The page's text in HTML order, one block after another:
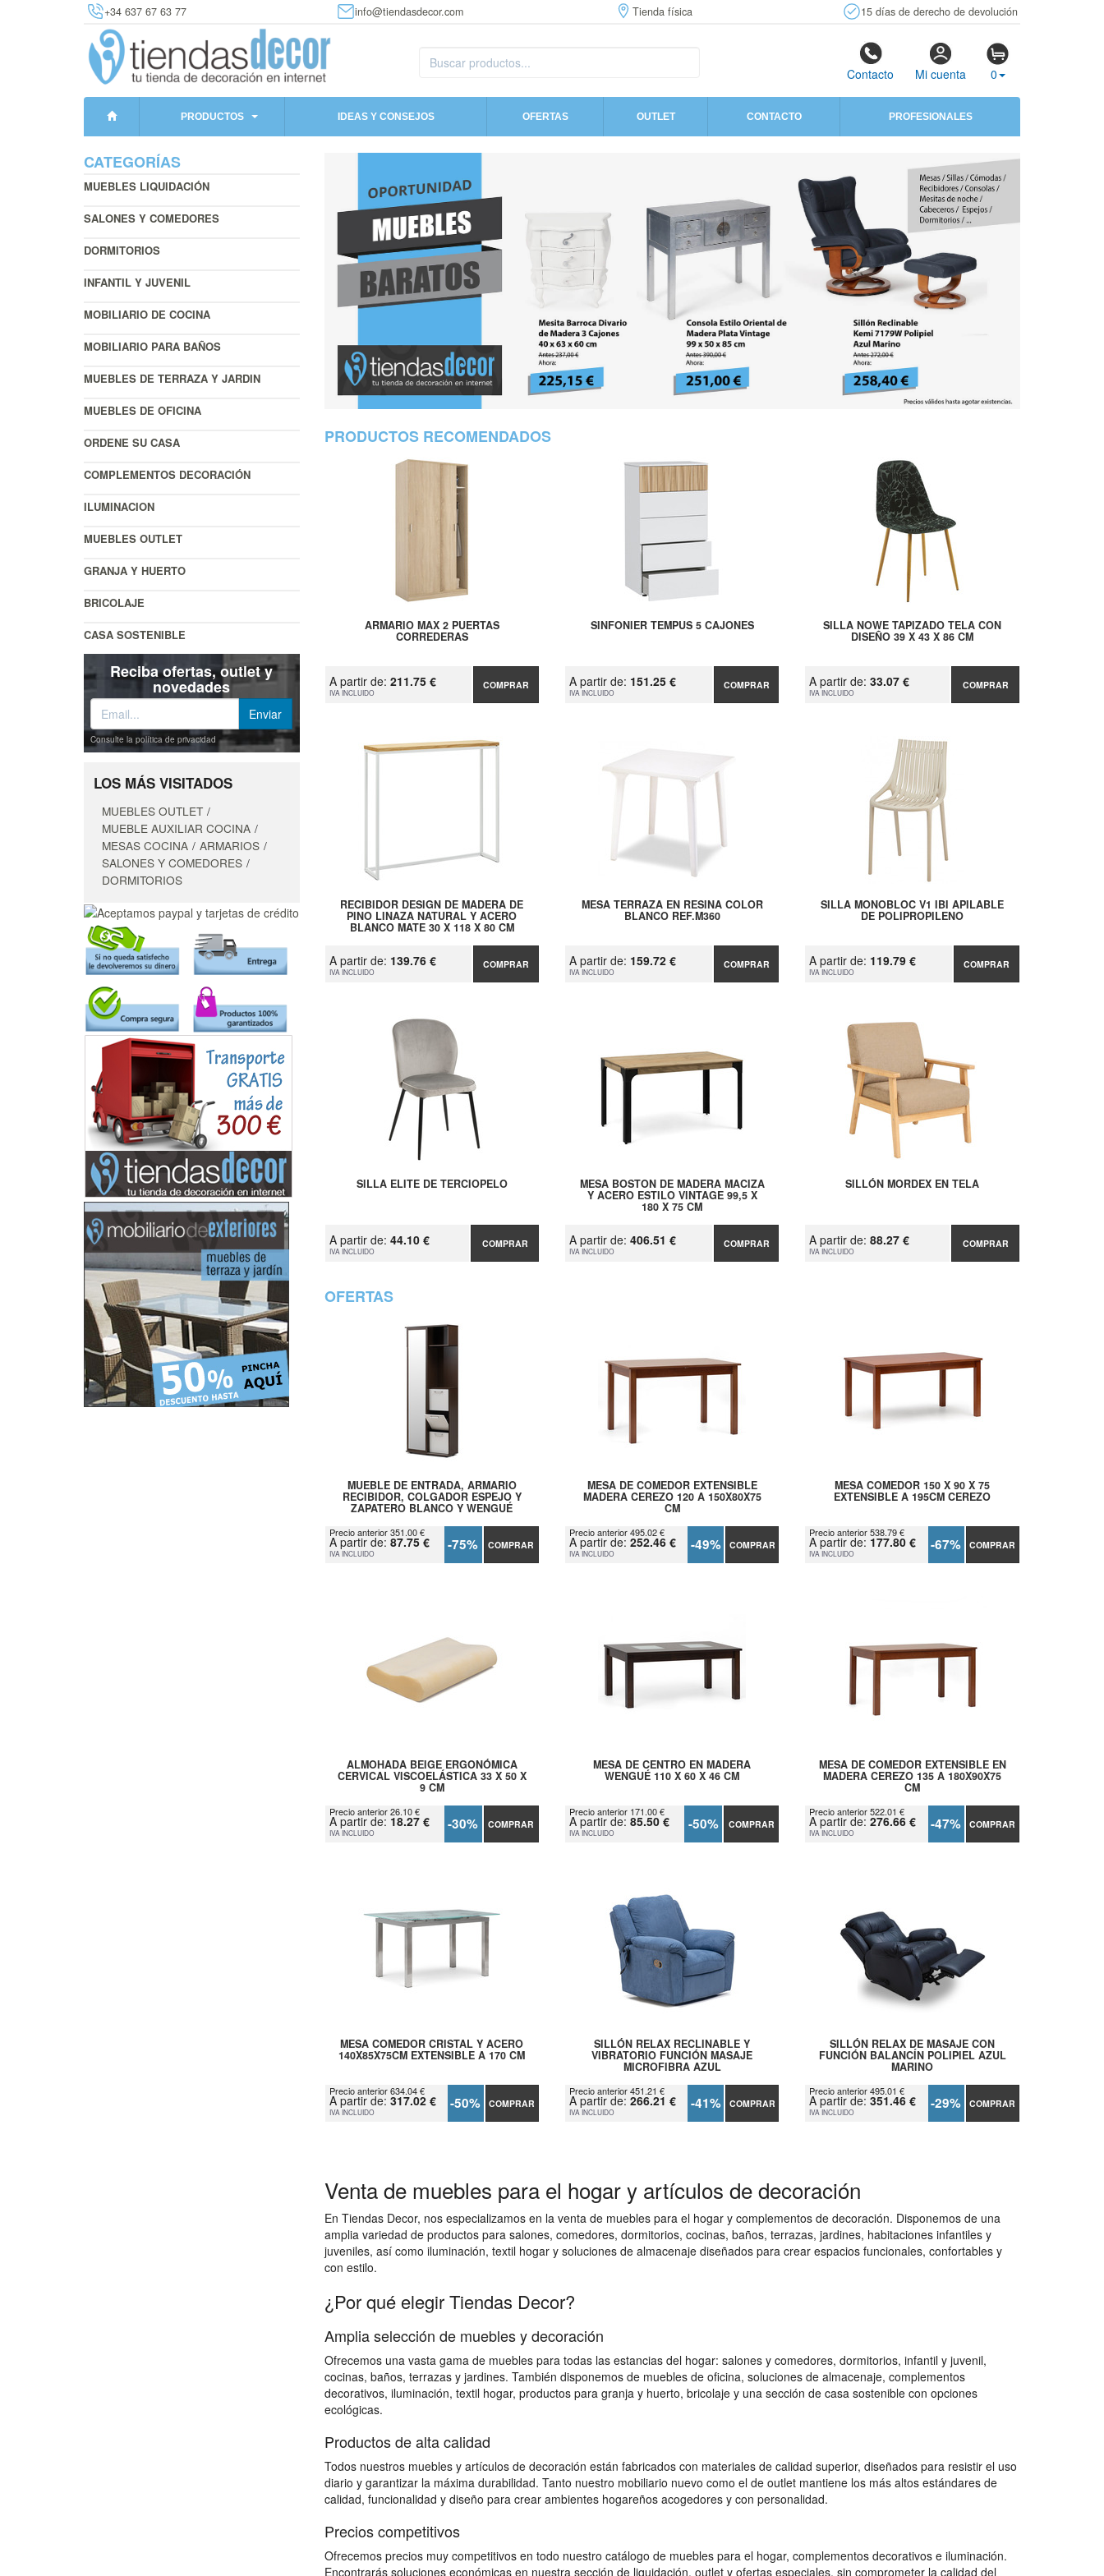
+34 637 67 63 77 info@tiendasdecor.com Tienda física 15 días de derecho de devolución
Contacto Mi cuenta 0
PRODUCTOS IDEAS Y CONSEJOS OFERTAS OUTLET CONTACTO PROFESIONALES
CATEGORÍAS
MUEBLES LIQUIDACIÓN
SALONES Y COMEDORES
DORMITORIOS
INFANTIL Y JUVENIL
MOBILIARIO DE COCINA
MOBILIARIO PARA BAÑOS
MUEBLES DE TERRAZA Y JARDIN
MUEBLES DE OFICINA
ORDENE SU CASA
COMPLEMENTOS DECORACIÓN
ILUMINACION
MUEBLES OUTLET
GRANJA Y HUERTO
BRICOLAJE
CASA SOSTENIBLE
Reciba ofertas, outlet y
novedades
Consulte la política de privacidad
LOS MÁS VISITADOS
MUEBLES OUTLET
MUEBLE AUXILIAR COCINA
MESAS COCINA
ARMARIOS
SALONES Y COMEDORES
DORMITORIOS
PRODUCTOS RECOMENDADOS
ARMARIO MAX 2 PUERTAS
CORREDERAS
A partir de: 211.75 €
IVA INCLUIDO
COMPRAR
SINFONIER TEMPUS 5 CAJONES
A partir de: 151.25 €
IVA INCLUIDO
COMPRAR
SILLA NOWE TAPIZADO TELA CON
DISEÑO 39 X 43 X 86 CM
A partir de:33.07 €
IVA INCLUIDO
COMPRAR
RECIBIDOR DESIGN DE MADERA DE
PINO LINAZA NATURAL Y ACERO
BLANCO MATE 30 X 118 X 80 CM
A partir de: 139.76 €
IVA INCLUIDO
COMPRAR
MESA TERRAZA EN RESINA COLOR
BLANCO REF.M360
A partir de: 159.72 €
IVA INCLUIDO
COMPRAR
SILLA MONOBLOC V1 IBI APILABLE
DE POLIPROPILENO
A partir de: 119.79 €
IVA INCLUIDO
COMPRAR
SILLA ELITE DE TERCIOPELO
A partir de: 44.10 €
IVA INCLUIDO
COMPRAR
MESA BOSTON DE MADERA MACIZA
Y ACERO ESTILO VINTAGE 99,5 X
180 X 75 CM
A partir de: 406.51 €
IVA INCLUIDO
COMPRAR
SILLÓN MORDEX EN TELA
A partir de:88.27 €
IVA INCLUIDO
COMPRAR
OFERTAS
MUEBLE DE ENTRADA, ARMARIO
RECIBIDOR, COLGADOR ESPEJO Y
ZAPATERO BLANCO Y WENGUÉ
Precio anterior 351.00 €
A partir de: 87.75 €
IVA INCLUIDO -75% COMPRAR
MESA DE COMEDOR EXTENSIBLE
MADERA CEREZO 120 A 150X80X75
CM
Precio anterior 495.02 €
A partir de: 252.46 €
IVA INCLUIDO -49% COMPRAR
MESA COMEDOR 150 X 90 X 75
EXTENSIBLE A 195CM CEREZO
Precio anterior 538.79 €
A partir de: 177.80 €
IVA INCLUIDO -67% COMPRAR
ALMOHADA BEIGE ERGONÓMICA
CERVICAL VISCOELÁSTICA 33 X 50 X
9 CM
Precio anterior 26.10 €
A partir de: 18.27 €
IVA INCLUIDO -30% COMPRAR
MESA DE CENTRO EN MADERA
WENGUÉ 110 X 60 X 46 CM
Precio anterior 171.00 €
A partir de: 85.50 €
IVA INCLUIDO -50% COMPRAR
MESA DE COMEDOR EXTENSIBLE EN
MADERA CEREZO 135 A 180X90X75
CM
Precio anterior 522.01 €
A partir de:276.66 €
IVA INCLUIDO -47% COMPRAR
MESA COMEDOR CRISTAL Y ACERO
140X85X75CM EXTENSIBLE A 170 CM
Precio anterior 634.04 €
A partir de: 317.02 €
IVA INCLUIDO -50% COMPRAR
SILLÓN RELAX RECLINABLE Y
VIBRATORIO FUNCIÓN MASAJE
MICROFIBRA AZUL
Precio anterior 451.21 €
A partir de: 266.21 €
IVA INCLUIDO -41% COMPRAR
SILLÓN RELAX DE MASAJE CON
FUNCIÓN BALANCÍN POLIPIEL AZUL
MARINO
Precio anterior 495.01 €
A partir de:351.46 €
IVA INCLUIDO -29% COMPRAR
Venta de muebles para el hogar y artículos de decoración
En Tiendas Decor, nos especializamos en la venta de muebles para el hogar y complementos de decoración. Disponemos de una
amplia variedad de productos para salones, comedores, dormitorios, cocinas, baños, terrazas, jardines, habitaciones infantiles y
juveniles, así como iluminación, textil hogar y soluciones de almacenaje diseñados para crear espacios funcionales, confortables y
con estilo.
¿Por qué elegir Tiendas Decor?
Amplia selección de muebles y decoración
Ofrecemos una vasta gama de muebles para todas las estancias del hogar: salones y comedores, dormitorios, infantil y juvenil,
cocinas, baños, terrazas y jardines. También disponemos de muebles de oficina, soluciones de almacenaje, complementos
decorativos, iluminación, textil hogar, productos para granja y huerto, bricolaje y una sección de casa sostenible con opciones
ecológicas.
Productos de alta calidad
Todos nuestros muebles y artículos de decoración están fabricados con materiales de calidad superior, diseñados para resistir el uso
diario y garantizar la máxima durabilidad. Tanto nuestro mobiliario nuevo como el de outlet mantiene los más altos estándares de
calidad, funcionalidad y diseño para crear ambientes hogareños acogedores y con personalidad.
Precios competitivos
Ofrecemos precios muy competitivos en todo nuestro catálogo de muebles para el hogar, complementos decorativos e iluminación.
Encontrarás soluciones económicas en nuestra sección de liquidación, outlet y ofertas especiales, sin comprometer la calidad del